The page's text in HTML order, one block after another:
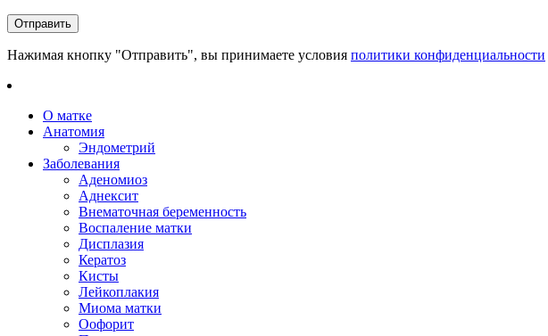
Нажимая кнопку "Отправить", вы принимаете условия политики конфиденциальности
О матке
Анатомия
Эндометрий
Заболевания
Аденомиоз
Аднексит
Внематочная беременность
Воспаление матки
Дисплазия
Кератоз
Кисты
Лейкоплакия
Миома матки
Оофорит